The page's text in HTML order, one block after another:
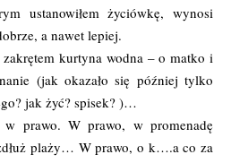
ustanowiłem życiówkę, wynosi
a nawet lepiej.
kurtyna wodna – o matko i
(jak okazało się później tylko
jak żyć? spisek? )…
w prawo. W prawo, w promenadę
plaży… W prawo, o k….a co za